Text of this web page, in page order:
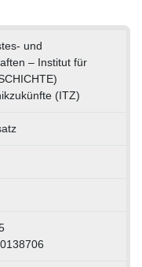
und
– Institut für
(ITZ)